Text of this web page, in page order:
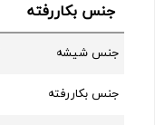
جنس بکاررفته
جنس شیشه
جنس بکاررفته